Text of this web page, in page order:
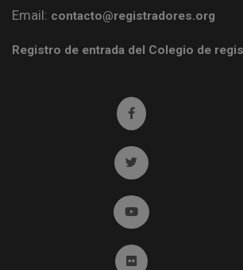
Email: contacto@registradores.org
Registro de entrada del Colegio de
Ir a facebook (abre
Ir a twitter (abre en
Ir a YouTube (abre
Ir a Flickr (abre en